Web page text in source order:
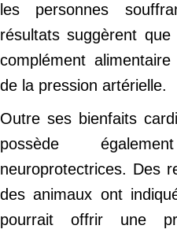
les personnes
résultats suggèrent
complément
de la pression artérielle.
Outre ses bienfaits
possède
neuroprotectrices. Des
des animaux ont
pourrait offrir une